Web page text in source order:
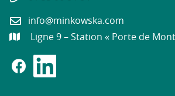
info@minkowska.com
Ligne 9 – Station « Porte de